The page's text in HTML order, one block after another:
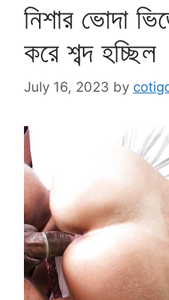
নিশার ভোদা
করে শব্দ হচ্ছিল
July 16, 2023 by